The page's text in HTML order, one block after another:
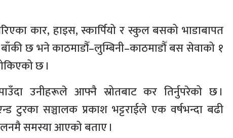
कार, हाइस, स्कार्पियो र स्कुल बसको भाडाबापत
छ भने काठमाडौँ–लुम्बिनी–काठमाडौँ बस सेवाको १
छ ।
उनीहरूले आफ्नै स्रोतबाट कर तिर्नुपरेको छ ।
टुरका सञ्चालक प्रकाश भट्टराईले एक वर्षभन्दा बढी
समस्या आएको बताए ।